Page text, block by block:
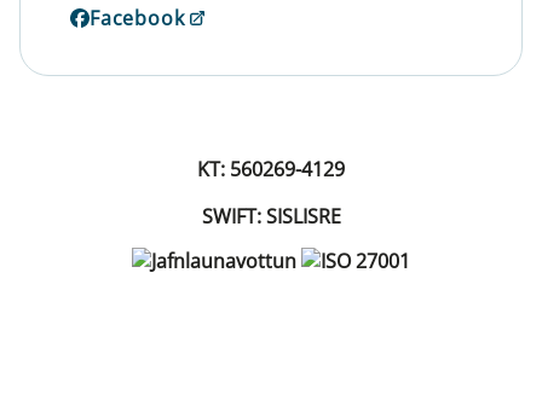
Facebook
KT: 560269-4129
SWIFT: SISLISRE